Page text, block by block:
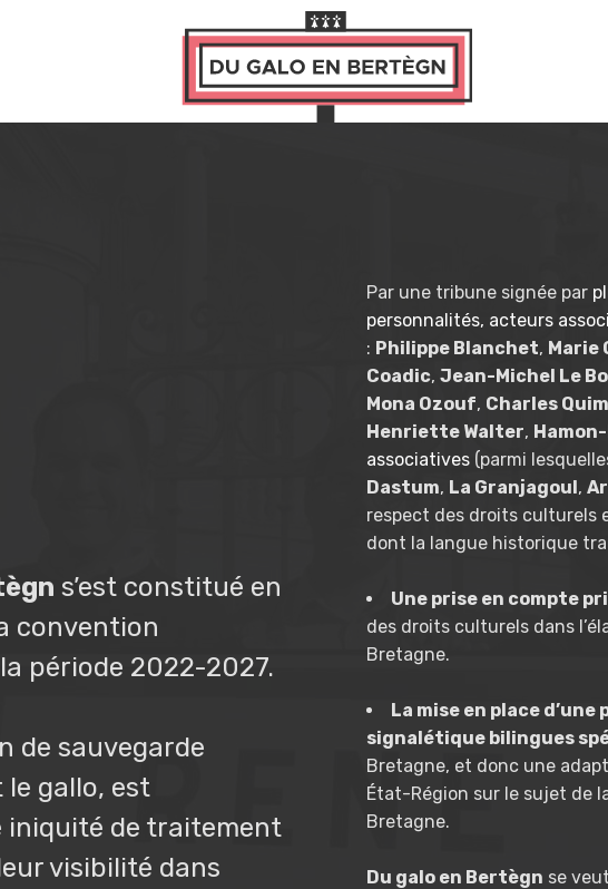
s’est constitué en
convention
période 2022-2027.
de sauvegarde
gallo, est
iniquité de traitement
visibilité dans
Par une tribune signée par
personnalités, acteurs
: Philippe Blanchet, Marie
Coadic, Jean-Michel Le
Mona Ozouf, Charles
Henriette Walter,
associatives (parmi
Dastum, La Granjagoul,
respect des droits culturels
dont la langue historique
Une prise en compte
des droits culturels dans
Bretagne.
La mise en place
signalétique bilingues
Bretagne, et donc une
État-Région sur le sujet de
Bretagne.
Du galo en Bertègn se